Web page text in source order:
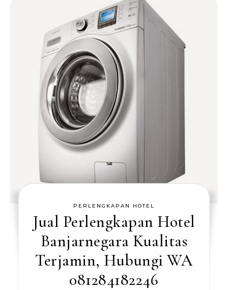
PERLENGKAPAN HOTEL
Jual Perlengkapan Hotel
Banjarnegara Kualitas
Terjamin, Hubungi WA
081284182246